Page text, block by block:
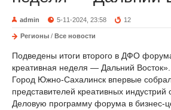
admin 5-11-2024, 23:58 12
Регионы / Все новости
Подведены итоги второго в ДФО
креативная неделя — Дальний Восток».
Город Южно-Сахалинск впервые
представителей креативных индустрий
Деловую программу форума в бизнес-